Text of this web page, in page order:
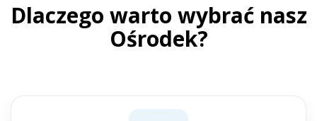
Dlaczego warto wybrać nasz
Ośrodek?